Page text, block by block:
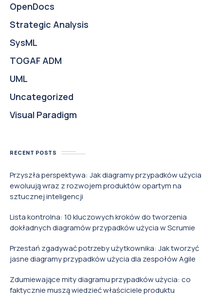
OpenDocs
Strategic Analysis
SysML
TOGAF ADM
UML
Uncategorized
Visual Paradigm
RECENT POSTS
Przyszła perspektywa: Jak diagramy przypadków użycia
ewoluują wraz z rozwojem produktów opartym na
sztucznej inteligencji
Lista kontrolna: 10 kluczowych kroków do tworzenia
dokładnych diagramów przypadków użycia w Scrumie
Przestań zgadywać potrzeby użytkownika: Jak tworzyć
jasne diagramy przypadków użycia dla zespołów Agile
Zdumiewające mity diagramu przypadków użycia: co
faktycznie muszą wiedzieć właściciele produktu